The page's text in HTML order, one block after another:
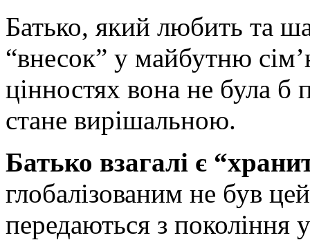
Батько, який любить та
“внесок” у майбутню
цінностях вона не була б
стане вирішальною.
Батько взагалі є
глобалізованим не був цей
передаються з покоління